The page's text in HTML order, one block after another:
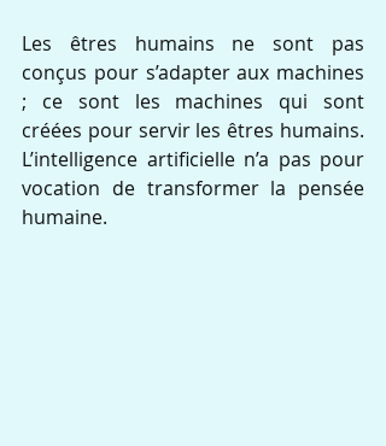
Les êtres humains ne sont pas
conçus pour s’adapter aux machines
; ce sont les machines qui sont
créées pour servir les êtres humains.
L’intelligence artificielle n’a pas pour
vocation de transformer la pensée
humaine.